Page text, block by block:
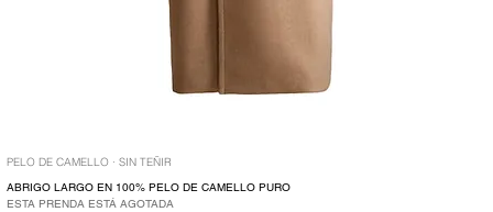
PELO DE CAMELLO · SIN TEÑIR
ABRIGO LARGO EN 100% PELO DE CAMELLO PURO
ESTA PRENDA ESTÁ AGOTADA